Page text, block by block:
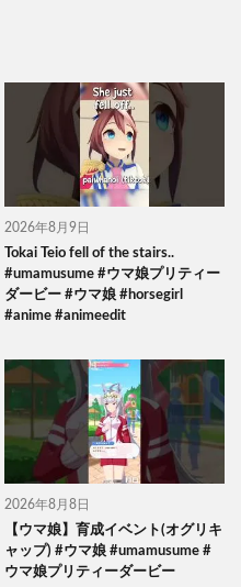
2026年8月9日
Tokai Teio fell of the stairs..
#umamusume #ウマ娘プリティー
ダービー #ウマ娘 #horsegirl
#anime #animeedit
2026年8月8日
【ウマ娘】育成イベント(オグリキ
ャップ) #ウマ娘 #umamusume #
ウマ娘プリティーダービー